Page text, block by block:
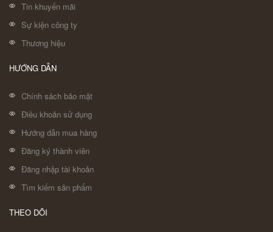
Tin khuyến mãi
Sự kiện công ty
Thương hiệu
HƯỚNG DẪN
Chính sách bảo mật
Điều khoản sử dụng
Hướng dẫn mua hàng
Đăng ký thành viên
Đăng nhập tài khoản
Tìm kiếm sản phẩm
THEO DÕI